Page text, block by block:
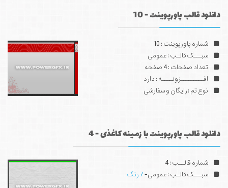
دانلود قالب پاورپوینت - 10
شماره پاورپوینت : 10
سبـــک قالـب : عمومی
تعداد صفحات : 4 صفحه
افـــــــــزونــــه : دارد
نوع تم : رایگان و سفارشی
دانلود قالب پاورپوینت با زمینه کاغذی - 4
شماره قالــب : 4
سبـــک قالـب : عمومی-7 رنگ